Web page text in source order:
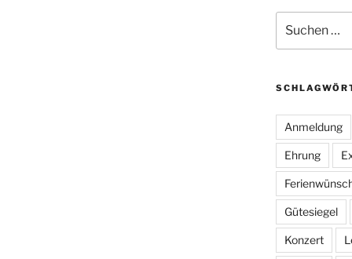
nach:
Anmeldung
Ehrung
Gütesiegel
Konzert